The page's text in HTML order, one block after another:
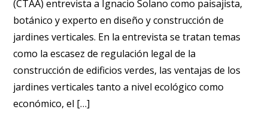
(CTAA) entrevista a Ignacio Solano como paisajista,
botánico y experto en diseño y construcción de
jardines verticales. En la entrevista se tratan temas
como la escasez de regulación legal de la
construcción de edificios verdes, las ventajas de los
jardines verticales tanto a nivel ecológico como
económico, el […]